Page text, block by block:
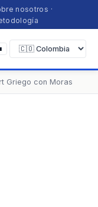
nosotros ·
Griego con Moras